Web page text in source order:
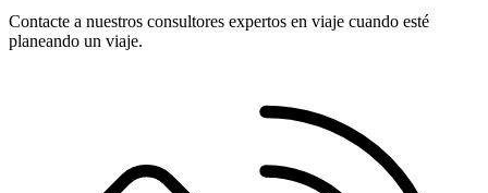
Contacte a nuestros consultores expertos en viaje cuando esté
planeando un viaje.